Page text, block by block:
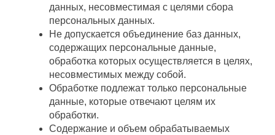
данных, несовместимая с целями сбора
персональных данных.
Не допускается объединение баз данных,
содержащих персональные данные,
обработка которых осуществляется в целях,
несовместимых между собой.
Обработке подлежат только персональные
данные, которые отвечают целям их
обработки.
Содержание и объем обрабатываемых